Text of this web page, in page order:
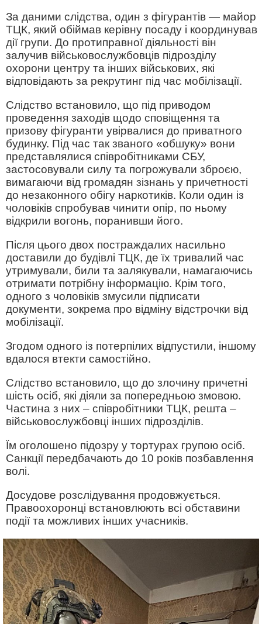
За даними слідства, один з фігурантів — майор
ТЦК, який обіймав керівну посаду і координував
дії групи. До протиправної діяльності він
залучив військовослужбовців підрозділу
охорони центру та інших військових, які
відповідають за рекрутинг під час мобілізації.
Слідство встановило, що під приводом
проведення заходів щодо сповіщення та
призову фігуранти увірвалися до приватного
будинку. Під час так званого «обшуку» вони
представлялися співробітниками СБУ,
застосовували силу та погрожували зброєю,
вимагаючи від громадян зізнань у причетності
до незаконного обігу наркотиків. Коли один із
чоловіків спробував чинити опір, по ньому
відкрили вогонь, поранивши його.
Після цього двох постраждалих насильно
доставили до будівлі ТЦК, де їх тривалий час
утримували, били та залякували, намагаючись
отримати потрібну інформацію. Крім того,
одного з чоловіків змусили підписати
документи, зокрема про відміну відстрочки від
мобілізації.
Згодом одного із потерпілих відпустили, іншому
вдалося втекти самостійно.
Слідство встановило, що до злочину причетні
шість осіб, які діяли за попередньою змовою.
Частина з них – співробітники ТЦК, решта –
військовослужбовці інших підрозділів.
Їм оголошено підозру у тортурах групою осіб.
Санкції передбачають до 10 років позбавлення
волі.
Досудове розслідування продовжується.
Правоохоронці встановлюють всі обставини
події та можливих інших учасників.